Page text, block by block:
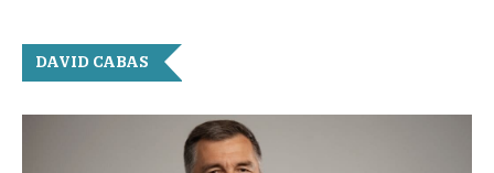
DAVID CABAS